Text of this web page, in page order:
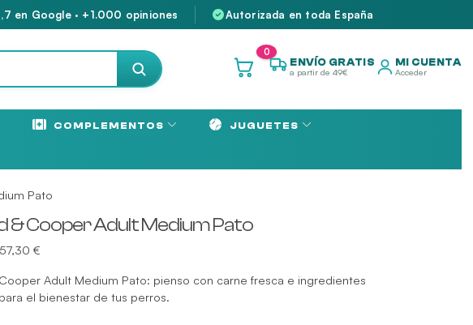
en Google · +1.000 opiniones Autorizada en toda España
0
ENVÍO GRATIS
a partir de 49€
MI CUENTA
Acceder
COMPLEMENTOS JUGUETES
Pato
& Cooper Adult Medium Pato
57,30€
precios:
desde
Adult Medium Pato: pienso con carne fresca e ingredientes
el bienestar de tus perros.